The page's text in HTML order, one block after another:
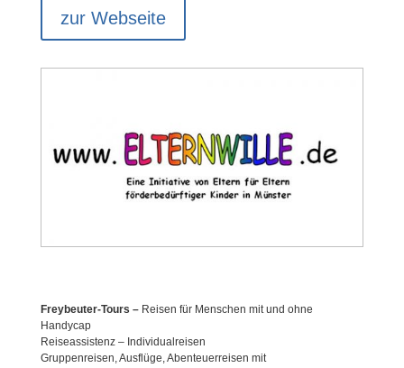
zur Webseite
Freybeuter-Tours –Reisen für Menschen mit und ohne
Handycap
Reiseassistenz – Individualreisen
Gruppenreisen, Ausflüge, Abenteuerreisen mit